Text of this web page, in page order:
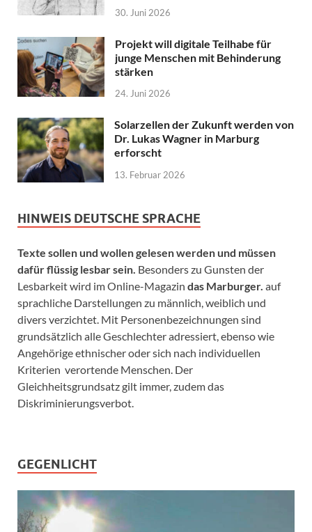
30. Juni 2026
Projekt will digitale Teilhabe für
junge Menschen mit Behinderung
stärken
24. Juni 2026
Solarzellen der Zukunft werden von
Dr. Lukas Wagner in Marburg
erforscht
13. Februar 2026
HINWEIS DEUTSCHE SPRACHE
Texte sollen und wollen gelesen werden und müssen
dafür flüssig lesbar sein. Besonders zu Gunsten der
Lesbarkeit wird im Online-Magazin das Marburger. auf
sprachliche Darstellungen zu männlich, weiblich und
divers verzichtet. Mit Personenbezeichnungen sind
grundsätzlich alle Geschlechter adressiert, ebenso wie
Angehörige ethnischer oder sich nach individuellen
Kriterien verortende Menschen. Der
Gleichheitsgrundsatz gilt immer, zudem das
Diskriminierungsverbot.
GEGENLICHT